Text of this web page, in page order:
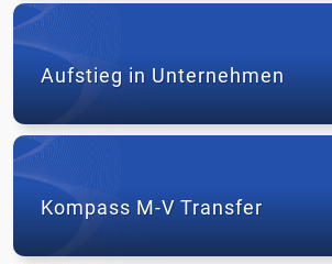
Aufstieg
in
Unternehmen
Aufstieg in Unternehmen
Kompass
M-
Transfer
Kompass M-V Transfer